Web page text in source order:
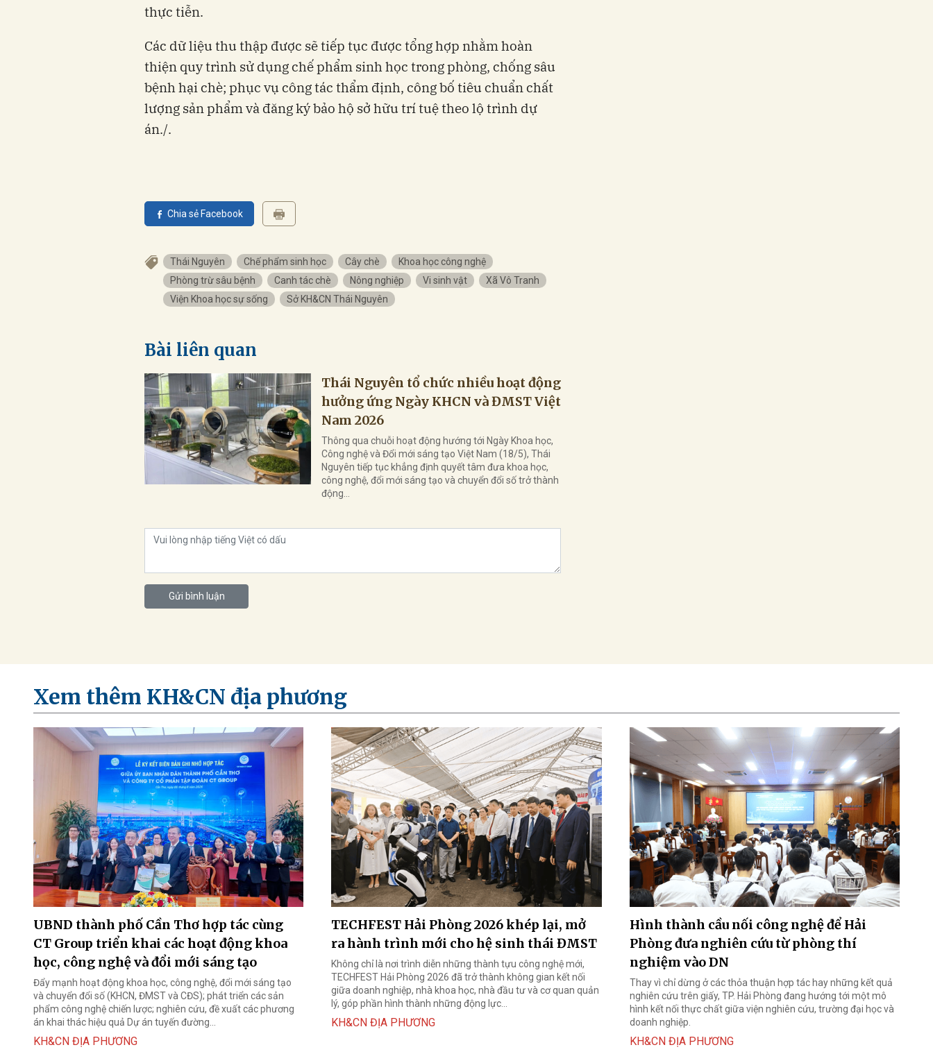
thực tiễn.
Các dữ liệu thu thập được sẽ tiếp tục được tổng hợp nhằm hoàn
thiện quy trình sử dụng chế phẩm sinh học trong phòng, chống sâu
bệnh hại chè; phục vụ công tác thẩm định, công bố tiêu chuẩn chất
lượng sản phẩm và đăng ký bảo hộ sở hữu trí tuệ theo lộ trình dự
án./.
Chia sẻ Facebook
Thái Nguyên Chế phẩm sinh học Cây chè
Khoa học công nghệ
Phòng trừ sâu bệnh
Canh tác chè Nông nghiệp Vi sinh vật
Xã Vô Tranh
Viện Khoa học sự sống
Sở KH&CN Thái Nguyên
Bài liên quan
Thái Nguyên tổ chức nhiều hoạt động
hưởng ứng Ngày KHCN và ĐMST Việt
Nam 2026
Thông qua chuỗi hoạt động hướng tới Ngày Khoa học,
Công nghệ và Đổi mới sáng tạo Việt Nam (18/5), Thái
Nguyên tiếp tục khẳng định quyết tâm đưa khoa học,
công nghệ, đổi mới sáng tạo và chuyển đổi số trở thành
động...
Gửi bình luận
Xem thêm KH&CN địa phương
UBND thành phố Cần Thơ hợp tác cùng
CT Group triển khai các hoạt động khoa
học, công nghệ và đổi mới sáng tạo
Đẩy mạnh hoạt động khoa học, công nghệ, đổi mới sáng tạo
và chuyển đổi số (KHCN, ĐMST và CĐS); phát triển các sản
phẩm công nghệ chiến lược; nghiên cứu, đề xuất các phương
án khai thác hiệu quả Dự án tuyến đường...
KH&CN ĐỊA PHƯƠNG
TECHFEST Hải Phòng 2026 khép lại, mở
ra hành trình mới cho hệ sinh thái ĐMST
Không chỉ là nơi trình diễn những thành tựu công nghệ mới,
TECHFEST Hải Phòng 2026 đã trở thành không gian kết nối
giữa doanh nghiệp, nhà khoa học, nhà đầu tư và cơ quan quản
lý, góp phần hình thành những động lực...
KH&CN ĐỊA PHƯƠNG
Hình thành cầu nối công nghệ để Hải
Phòng đưa nghiên cứu từ phòng thí
nghiệm vào DN
Thay vì chỉ dừng ở các thỏa thuận hợp tác hay những kết quả
nghiên cứu trên giấy, TP. Hải Phòng đang hướng tới một mô
hình kết nối thực chất giữa viện nghiên cứu, trường đại học và
doanh nghiệp.
KH&CN ĐỊA PHƯƠNG